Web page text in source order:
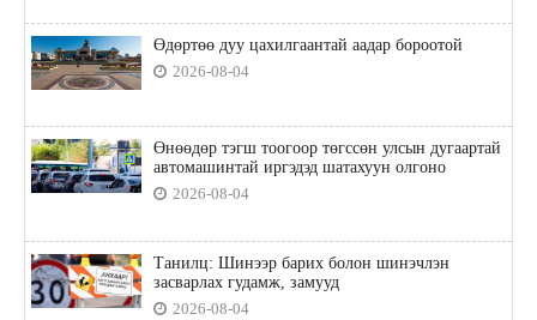
Өдөртөө дуу цахилгаантай аадар бороотой
2026-08-04
Өнөөдөр тэгш тоогоор төгссөн улсын дугаартай
автомашинтай иргэдэд шатахуун олгоно
2026-08-04
Танилц: Шинээр барих болон шинэчлэн
засварлах гудамж, замууд
2026-08-04